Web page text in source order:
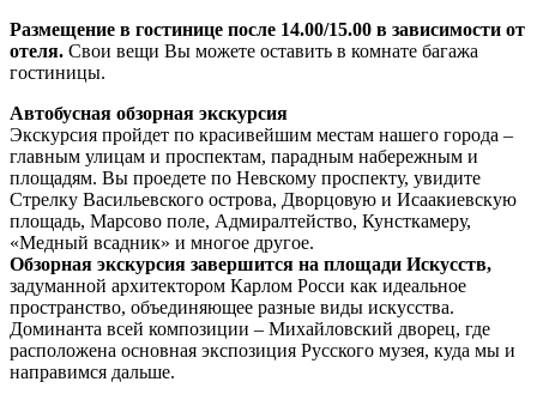
Размещение в гостинице после 14.00/15.00 в зависимости от
отеля. Свои вещи Вы можете оставить в комнате багажа
гостиницы.
Автобусная обзорная экскурсия
Экскурсия пройдет по красивейшим местам нашего города –
главным улицам и проспектам, парадным набережным и
площадям. Вы проедете по Невскому проспекту, увидите
Стрелку Васильевского острова, Дворцовую и Исаакиевскую
площадь, Марсово поле, Адмиралтейство, Кунсткамеру,
«Медный всадник» и многое другое.
Обзорная экскурсия завершится на площади Искусств,
задуманной архитектором Карлом Росси как идеальное
пространство, объединяющее разные виды искусства.
Доминанта всей композиции – Михайловский дворец, где
расположена основная экспозиция Русского музея, куда мы и
направимся дальше.